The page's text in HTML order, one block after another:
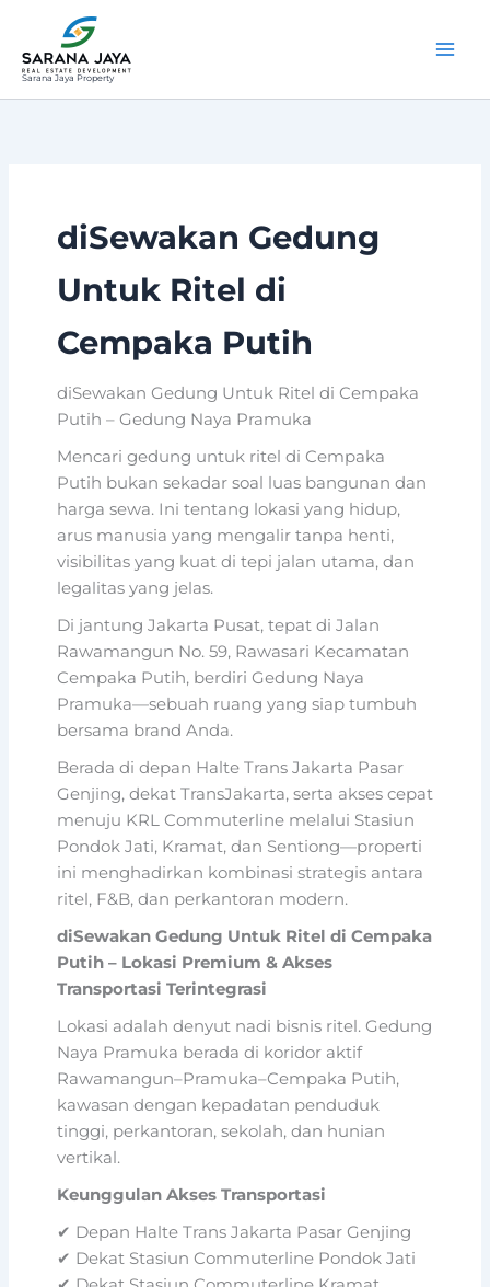
konten
Sarana Jaya Property
diSewakan Gedung
Untuk Ritel di
Cempaka Putih
diSewakan Gedung Untuk Ritel di Cempaka
Putih – Gedung Naya Pramuka
Mencari gedung untuk ritel di Cempaka
Putih bukan sekadar soal luas bangunan dan
harga sewa. Ini tentang lokasi yang hidup,
arus manusia yang mengalir tanpa henti,
visibilitas yang kuat di tepi jalan utama, dan
legalitas yang jelas.
Di jantung Jakarta Pusat, tepat di Jalan
Rawamangun No. 59, Rawasari Kecamatan
Cempaka Putih, berdiri Gedung Naya
Pramuka—sebuah ruang yang siap tumbuh
bersama brand Anda.
Berada di depan Halte Trans Jakarta Pasar
Genjing, dekat TransJakarta, serta akses cepat
menuju KRL Commuterline melalui Stasiun
Pondok Jati, Kramat, dan Sentiong—properti
ini menghadirkan kombinasi strategis antara
ritel, F&B, dan perkantoran modern.
diSewakan Gedung Untuk Ritel di Cempaka
Putih – Lokasi Premium & Akses
Transportasi Terintegrasi
Lokasi adalah denyut nadi bisnis ritel. Gedung
Naya Pramuka berada di koridor aktif
Rawamangun–Pramuka–Cempaka Putih,
kawasan dengan kepadatan penduduk
tinggi, perkantoran, sekolah, dan hunian
vertikal.
Keunggulan Akses Transportasi
✔ Depan Halte Trans Jakarta Pasar Genjing
✔ Dekat Stasiun Commuterline Pondok Jati